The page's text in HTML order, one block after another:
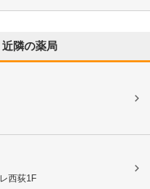
近隣の薬局
西荻1F